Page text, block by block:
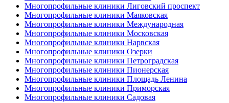
Многопрофильные клиники Лиговский проспект
Многопрофильные клиники Маяковская
Многопрофильные клиники Международная
Многопрофильные клиники Московская
Многопрофильные клиники Нарвская
Многопрофильные клиники Озерки
Многопрофильные клиники Петроградская
Многопрофильные клиники Пионерская
Многопрофильные клиники Площадь Ленина
Многопрофильные клиники Приморская
Многопрофильные клиники Садовая